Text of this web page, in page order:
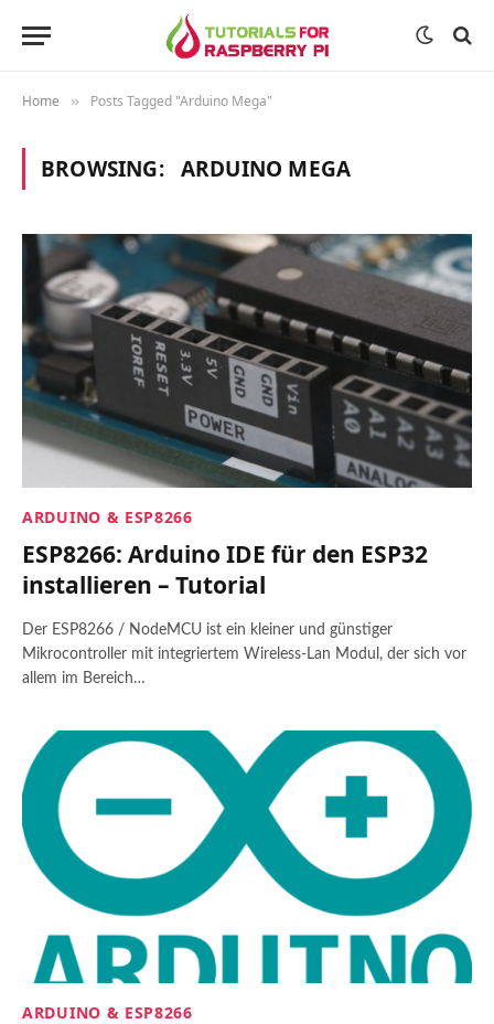
Home » Posts Tagged "Arduino Mega"
BROWSING: ARDUINO MEGA
ARDUINO & ESP8266
ESP8266: Arduino IDE für den ESP32
installieren – Tutorial
Der ESP8266 / NodeMCU ist ein kleiner und günstiger
Mikrocontroller mit integriertem Wireless-Lan Modul, der sich vor
allem im Bereich…
ARDUINO & ESP8266